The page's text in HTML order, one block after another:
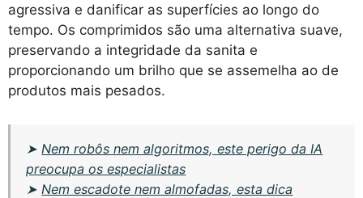
agressiva e danificar as superfícies ao longo do
tempo. Os comprimidos são uma alternativa suave,
preservando a integridade da sanita e
proporcionando um brilho que se assemelha ao de
produtos mais pesados.
➤ Nem robôs nem algoritmos, este perigo da IA
preocupa os especialistas
➤ Nem escadote nem almofadas, esta dica